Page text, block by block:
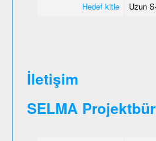
Hedef kitle
Uzun
İletişim
SELMA